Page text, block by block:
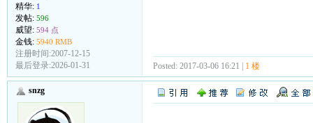
精华: 1
发帖: 596
威望: 594 点
金钱: 5940 RMB
注册时间:2007-12-15
最后登录:2026-01-31
Posted: 2017-03-06 16:21 | 1 楼
snzg